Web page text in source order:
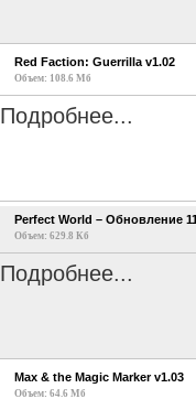
Red Faction: Guerrilla v1.02
Объем: 108.6 Мб
Подробнее...
Perfect World – Обновление
Объем: 629.8 Кб
Подробнее...
Max & the Magic Marker v1.03
Объем: 64.6 Мб